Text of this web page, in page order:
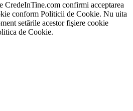
CredeInTine.com confirmi acceptarea
conform Politicii de Cookie. Nu uita
setările acestor fişiere cookie
de Cookie.